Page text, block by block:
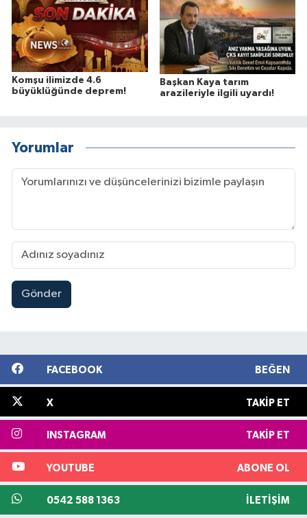
Komşu ilimizde 4.6
büyüklüğünde deprem!
Başkan Kaya tarım
arazileriyle ilgili uyardı!
Yorumlar
Gönder
FACEBOOK BEĞEN
X TAKIP ET
INSTAGRAM TAKIP ET
YOUTUBE ABONE OL
0542 588 1363 İLETIŞIM